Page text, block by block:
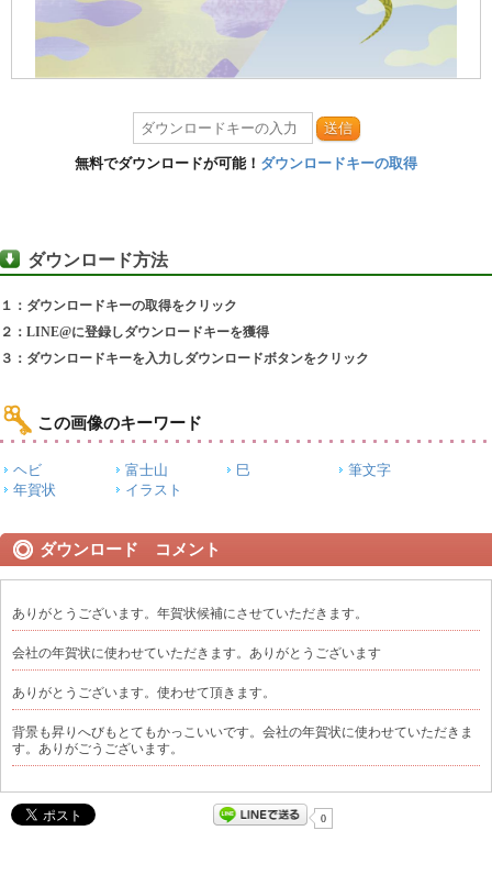
送信
無料でダウンロードが可能！ ダウンロードキーの取得
ダウンロード方法
１：ダウンロードキーの取得をクリック
２：LINE@に登録しダウンロードキーを獲得
３：ダウンロードキーを入力しダウンロードボタンをクリック
この画像のキーワード
ヘビ 富士山 巳
筆文字
年賀状
イラスト
ダウンロード コメント
ありがとうございます。年賀状候補にさせていただきます。
会社の年賀状に使わせていただきます。ありがとうございます
ありがとうございます。使わせて頂きます。
背景も昇りへびもとてもかっこいいです。会社の年賀状に使わせていただきま
す。ありがごうございます。
0